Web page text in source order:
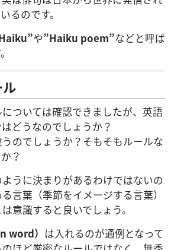
るのです。
や”Haiku poem”などと呼ば
ついては確認できましたが、英語
どうなのでしょうか？
のでしょうか？そもそもルールな
？
うに決まりがあるわけではないの
言葉（季節をイメージする言葉）
意識すると良いでしょう。
word） は入れるのが通例となって